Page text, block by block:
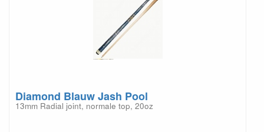
Diamond Blauw Jash Pool
13mm Radial joint, normale top, 20oz